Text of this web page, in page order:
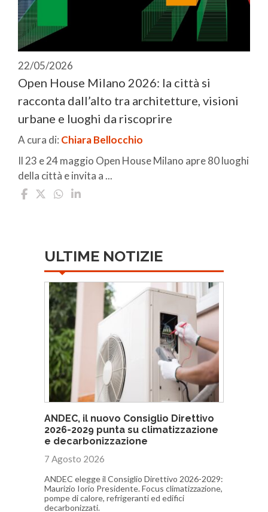
22/05/2026
Open House Milano 2026: la città si
racconta dall’alto tra architetture, visioni
urbane e luoghi da riscoprire
A cura di: Chiara Bellocchio
Il 23 e 24 maggio Open House Milano apre 80 luoghi
della città e invita a ...
ULTIME NOTIZIE
ANDEC, il nuovo Consiglio Direttivo
2026-2029 punta su climatizzazione
e decarbonizzazione
7 Agosto 2026
ANDEC elegge il Consiglio Direttivo 2026-2029:
Maurizio Iorio Presidente. Focus climatizzazione,
pompe di calore, refrigeranti ed edifici
decarbonizzati.